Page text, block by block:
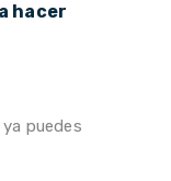
hacer
puedes